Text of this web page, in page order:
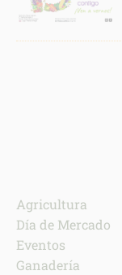
Agricultura
Día de Mercado
Eventos
Ganadería